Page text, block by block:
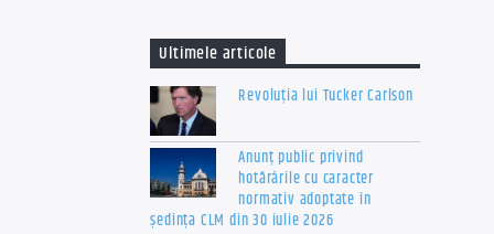
Ultimele articole
Revoluția lui Tucker Carlson
Anunț public privind
hotărârile cu caracter
normativ adoptate în
ședința CLM din 30 iulie 2026